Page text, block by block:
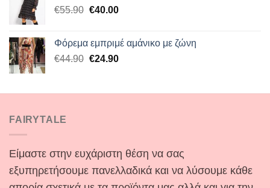
€55.90 Original
€55.90.
€40.00Η
είναι:
€40.00.
Φόρεμα εμπριμέ αμάνικο με ζώνη
€44.90 Original
€44.90.
€24.90Η
είναι:
FAIRYTALE
Είμαστε στην ευχάριστη θέση να σας
εξυπηρετήσουμε πανελλαδικά και να λύσουμε κάθε